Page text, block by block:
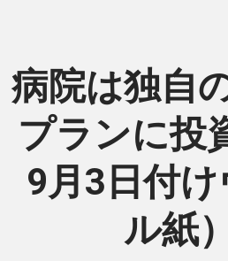
病院は独自
プランに投
9月3日付
ル紙